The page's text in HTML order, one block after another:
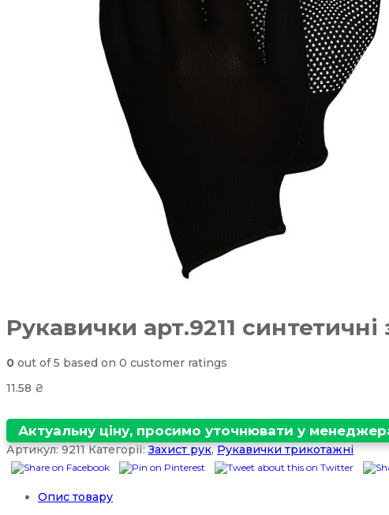
Рукавички арт.9211
0 out of5 based on 0 customer ratings
11.58 ₴
Актуальну ціну, просимо уточнювати у
Артикул:9211 Категорії:Захист рук,Рукавички трикотажні
Опис товару